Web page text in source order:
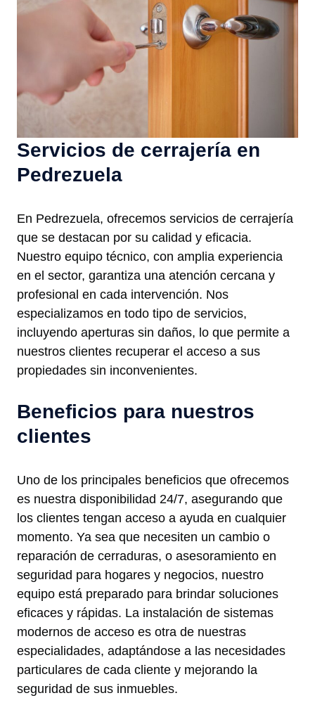
Servicios de cerrajería en
Pedrezuela
En Pedrezuela, ofrecemos servicios de cerrajería
que se destacan por su calidad y eficacia.
Nuestro equipo técnico, con amplia experiencia
en el sector, garantiza una atención cercana y
profesional en cada intervención. Nos
especializamos en todo tipo de servicios,
incluyendo aperturas sin daños, lo que permite a
nuestros clientes recuperar el acceso a sus
propiedades sin inconvenientes.
Beneficios para nuestros
clientes
Uno de los principales beneficios que ofrecemos
es nuestra disponibilidad 24/7, asegurando que
los clientes tengan acceso a ayuda en cualquier
momento. Ya sea que necesiten un cambio o
reparación de cerraduras, o asesoramiento en
seguridad para hogares y negocios, nuestro
equipo está preparado para brindar soluciones
eficaces y rápidas. La instalación de sistemas
modernos de acceso es otra de nuestras
especialidades, adaptándose a las necesidades
particulares de cada cliente y mejorando la
seguridad de sus inmuebles.